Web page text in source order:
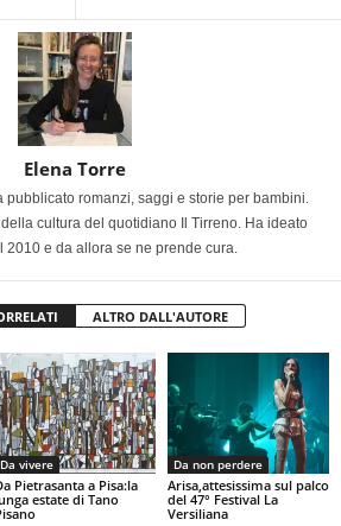
Elena Torre
pubblicato romanzi, saggi e storie per bambini.
cultura del quotidiano Il Tirreno. Ha ideato
2010 e da allora se ne prende cura.
ALTRO DALL'AUTORE
Da vivere
Pietrasanta a Pisa:la
estate di Tano
Da non perdere
Arisa,attesissima sul palco
del 47° Festival La
Versiliana